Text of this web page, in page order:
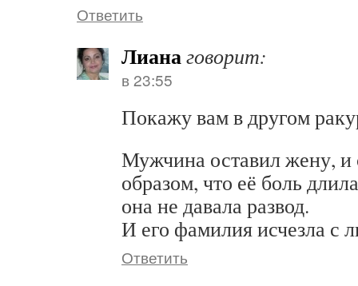
Ответить
Лианаговорит:
в 23:55
Покажу вам в другом
Мужчина оставил жену, и
образом, что её боль
она не давала развод.
И его фамилия исчезла с
Ответить